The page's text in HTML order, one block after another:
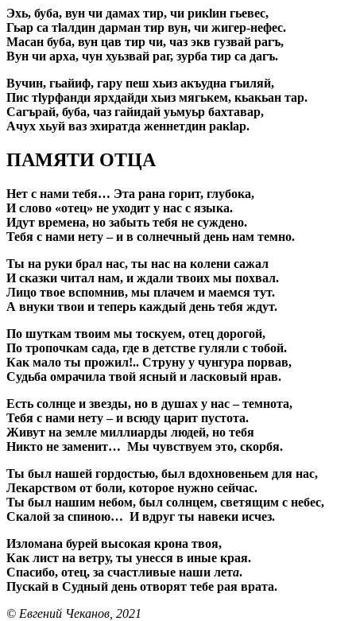
Эхь, буба, вун чи дамах тир, чи рикlин гьевес,
Гьар са тlалдин дарман тир вун, чи жигер-нефес.
Масан буба, вун цав тир чи, чаз экв гузвай рагъ,
Вун чи арха, чун хуьзвай раг, зурба тир са дагъ.
Вучин, гьайиф, гару пеш хьиз акъудна гъиляй,
Пис тlурфанди ярхдайди хьиз мягькем, кьакьан тар.
Сагърай, буба, чаз гайидай уьмуьр бахтавар,
Ачух хьуй ваз эхиратда женнетдин ракlар.
ПАМЯТИ ОТЦА
Нет с нами тебя… Эта рана горит, глубока,
И слово «отец» не уходит у нас с языка.
Идут времена, но забыть тебя не суждено.
Тебя с нами нету – и в солнечный день нам темно.
Ты на руки брал нас, ты нас на колени сажал
И сказки читал нам, и ждали твоих мы похвал.
Лицо твое вспомнив, мы плачем и маемся тут.
А внуки твои и теперь каждый день тебя ждут.
По шуткам твоим мы тоскуем, отец дорогой,
По тропочкам сада, где в детстве гуляли с тобой.
Как мало ты прожил!.. Струну у чунгура порвав,
Судьба омрачила твой ясный и ласковый нрав.
Есть солнце и звезды, но в душах у нас – темнота,
Тебя с нами нету – и всюду царит пустота.
Живут на земле миллиарды людей, но тебя
Никто не заменит… Мы чувствуем это, скорбя.
Ты был нашей гордостью, был вдохновеньем для нас,
Лекарством от боли, которое нужно сейчас.
Ты был нашим небом, был солнцем, светящим с небес,
Скалой за спиною… И вдруг ты навеки исчез.
Изломана бурей высокая крона твоя,
Как лист на ветру, ты унесся в иные края.
Спасибо, отец, за счастливые наши лета.
Пускай в Судный день отворят тебе рая врата.
© Евгений Чеканов, 2021